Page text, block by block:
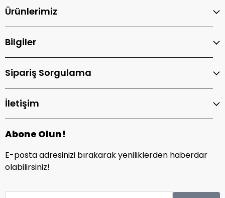
Ürünlerimiz
Bilgiler
Sipariş Sorgulama
İletişim
Abone Olun!
E-posta adresinizi bırakarak yeniliklerden haberdar
olabilirsiniz!